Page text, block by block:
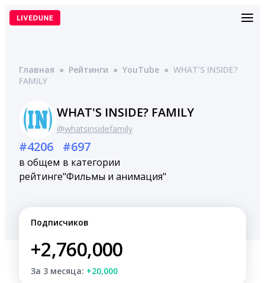
Перейти
Главная ● Рейтинги ● YouTube ● WHAT’S INSIDE?
FAMILY
WHAT'S INSIDE? FAMILY
@whatsinsidefamily
#4206
в общем
рейтинге
#697
в категории
"Фильмы и анимация"
Подписчиков
+2,760,000
За 3 месяца: +20,000